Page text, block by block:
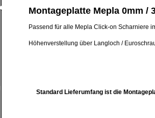
Montageplatte Mepla 0mm /
Passend für alle Mepla Click-on Scharniere
Höhenverstellung über Langloch /
Standard Lieferumfang ist die